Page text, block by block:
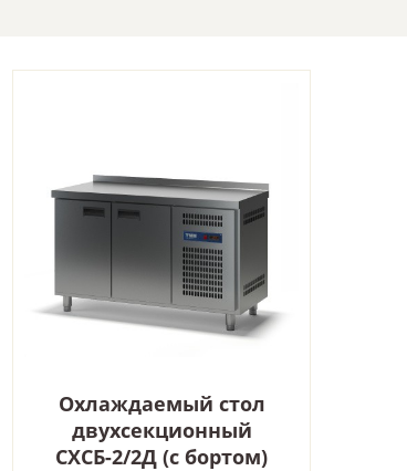
Охлаждаемый стол
двухсекционный
СХСБ-2/2Д (с бортом)